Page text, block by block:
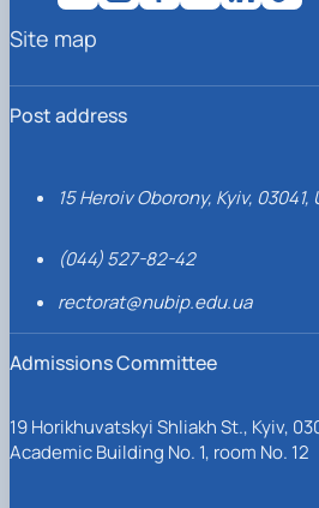
Post address
15 Heroiv Oborony, Kyiv, 03041,
(044) 527-82-42
rectorat@nubip.edu.ua
Admissions Committee
19 Horikhuvatskyi Shliakh St., Kyiv,
Academic Building No. 1, room No. 12
Site map